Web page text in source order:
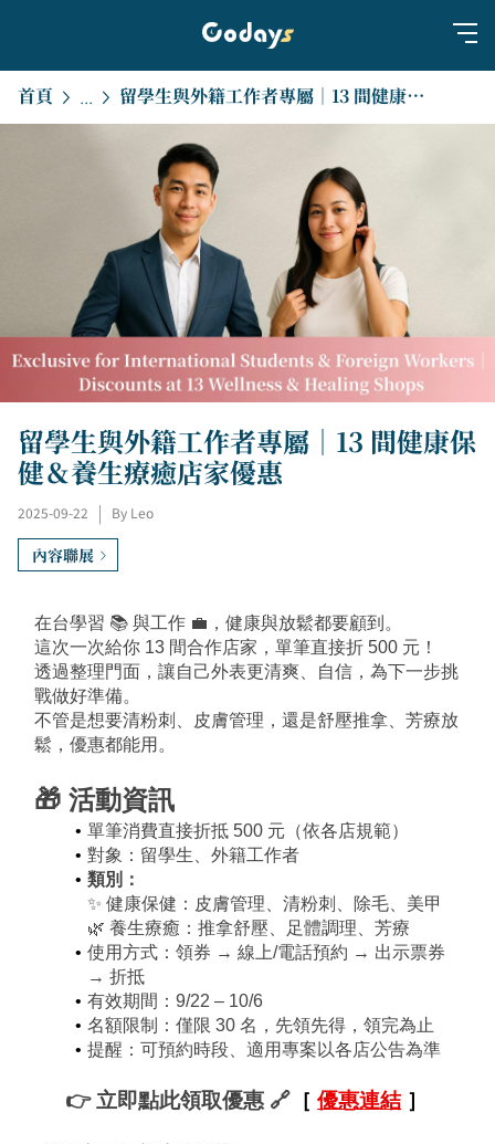
首頁 ... 留學生與外籍工作者專屬｜13 間健康保健＆養生療癒店家優惠
留學生與外籍工作者專屬｜13 間健康保
健＆養生療癒店家優惠
2025-09-22 By Leo
內容聯展
在台學習 📚 與工作 💼，健康與放鬆都要顧到。
這次一次給你 13 間合作店家，單筆直接折 500 元！
透過整理門面，讓自己外表更清爽、自信，為下一步挑
戰做好準備。
不管是想要清粉刺、皮膚管理，還是舒壓推拿、芳療放
鬆，優惠都能用。
🎁 活動資訊
單筆消費直接折抵 500 元（依各店規範）
對象：留學生、外籍工作者
類別 ：
✨ 健康保健：皮膚管理、清粉刺、除毛、美甲
🌿 養生療癒：推拿舒壓、足體調理、芳療
使用方式：領券 → 線上/電話預約 → 出示票券
→ 折抵
有效期間：9/22 – 10/6
名額限制：僅限 30 名，先領先得，領完為止
提醒：可預約時段、適用專案以各店公告為準
👉 立即點此領取優惠 🔗 ［ 優惠連結 ］